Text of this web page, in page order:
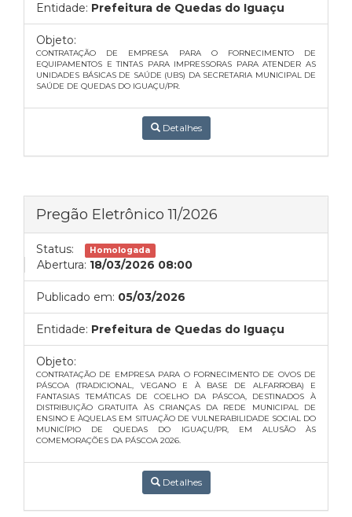
Entidade: Prefeitura de Quedas do Iguaçu
Objeto:
CONTRATAÇÃO DE EMPRESA PARA O FORNECIMENTO DE
EQUIPAMENTOS E TINTAS PARA IMPRESSORAS PARA ATENDER AS
UNIDADES BÁSICAS DE SAÚDE (UBS) DA SECRETARIA MUNICIPAL DE
SAÚDE DE QUEDAS DO IGUAÇU/PR.
Detalhes
Pregão Eletrônico 11/2026
Status: Homologada
Abertura: 18/03/2026 08:00
Publicado em: 05/03/2026
Entidade: Prefeitura de Quedas do Iguaçu
Objeto:
CONTRATAÇÃO DE EMPRESA PARA O FORNECIMENTO DE OVOS DE
PÁSCOA (TRADICIONAL, VEGANO E À BASE DE ALFARROBA) E
FANTASIAS TEMÁTICAS DE COELHO DA PÁSCOA, DESTINADOS À
DISTRIBUIÇÃO GRATUITA ÀS CRIANÇAS DA REDE MUNICIPAL DE
ENSINO E ÀQUELAS EM SITUAÇÃO DE VULNERABILIDADE SOCIAL DO
MUNICÍPIO DE QUEDAS DO IGUAÇU/PR, EM ALUSÃO ÀS
COMEMORAÇÕES DA PÁSCOA 2026.
Detalhes